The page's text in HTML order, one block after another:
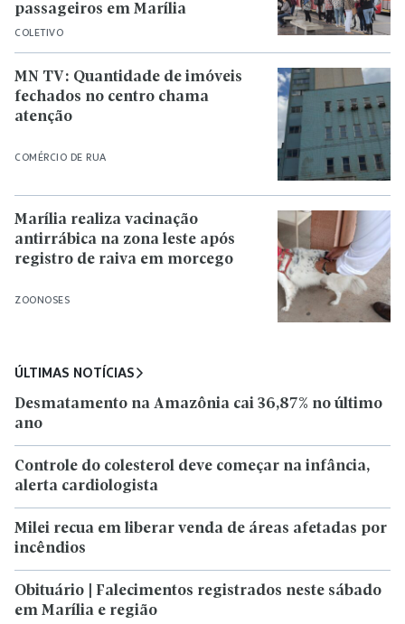
COLETIVO
passageiros em Marília
COMÉRCIO DE RUA
MN TV: Quantidade de imóveis
fechados no centro chama
atenção
ZOONOSES
Marília realiza vacinação
antirrábica na zona leste após
registro de raiva em morcego
ÚLTIMAS NOTÍCIAS
Desmatamento na Amazônia cai 36,87% no último
ano
Controle do colesterol deve começar na infância,
alerta cardiologista
Milei recua em liberar venda de áreas afetadas por
incêndios
Obituário | Falecimentos registrados neste sábado
em Marília e região